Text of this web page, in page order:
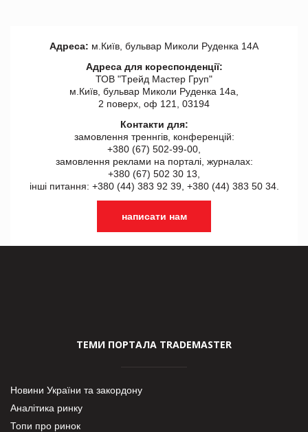
Адреса: м.Київ, бульвар Миколи Руденка 14А
Адреса для кореспонденції:
ТОВ "Tрейд Мастер Груп"
м.Київ, бульвар Миколи Руденка 14а,
2 поверх, оф 121, 03194
Контакти для:
замовлення треннгів, конференцій:
+380 (67) 502-99-00,
замовлення реклами на порталі, журналах:
+380 (67) 502 30 13,
інші питання: +380 (44) 383 92 39, +380 (44) 383 50 34.
написати нам
ТЕМИ ПОРТАЛА TRADEMASTER
Новини України та закордону
Аналітика ринку
Топи про ринок